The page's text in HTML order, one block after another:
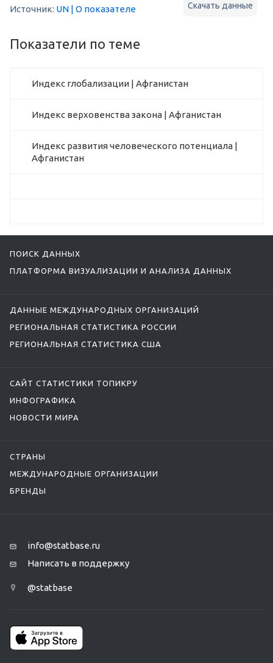
Скачать данные
Источник: UN | О показателе
Показатели по теме
Индекс глобализации | Афганистан
Индекс верховенства закона | Афганистан
Индекс развития человеческого потенциала |
Афганистан
ПОИСК ДАННЫХ
ПЛАТФОРМА ВИЗУАЛИЗАЦИИ И АНАЛИЗА ДАННЫХ
ДАННЫЕ МЕЖДУНАРОДНЫХ ОРГАНИЗАЦИЙ
РЕГИОНАЛЬНАЯ СТАТИСТИКА РОССИИ
РЕГИОНАЛЬНАЯ СТАТИСТИКА США
САЙТ СТАТИСТИКИ ТОПИКРУ
ИНФОГРАФИКА
НОВОСТИ МИРА
СТРАНЫ
МЕЖДУНАРОДНЫЕ ОРГАНИЗАЦИИ
БРЕНДЫ
info@statbase.ru
Написать в поддержку
@statbase